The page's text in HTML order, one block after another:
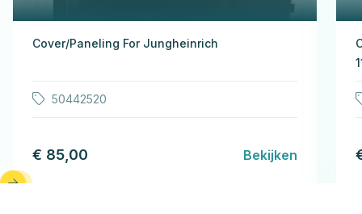
Cover/Paneling For Jungheinrich
50442520
€ 85,00 Bekijken